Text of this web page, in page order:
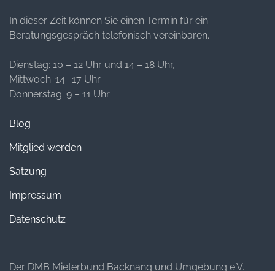
In dieser Zeit können Sie einen Termin für ein
Beratungsgespräch telefonisch vereinbaren.
Dienstag: 10 – 12 Uhr und 14 – 18 Uhr,
Mittwoch: 14 -17 Uhr
Donnerstag: 9 – 11 Uhr
Blog
Mitglied werden
Satzung
Impressum
Datenschutz
Der DMB Mieterbund Backnang und Umgebung e.V.